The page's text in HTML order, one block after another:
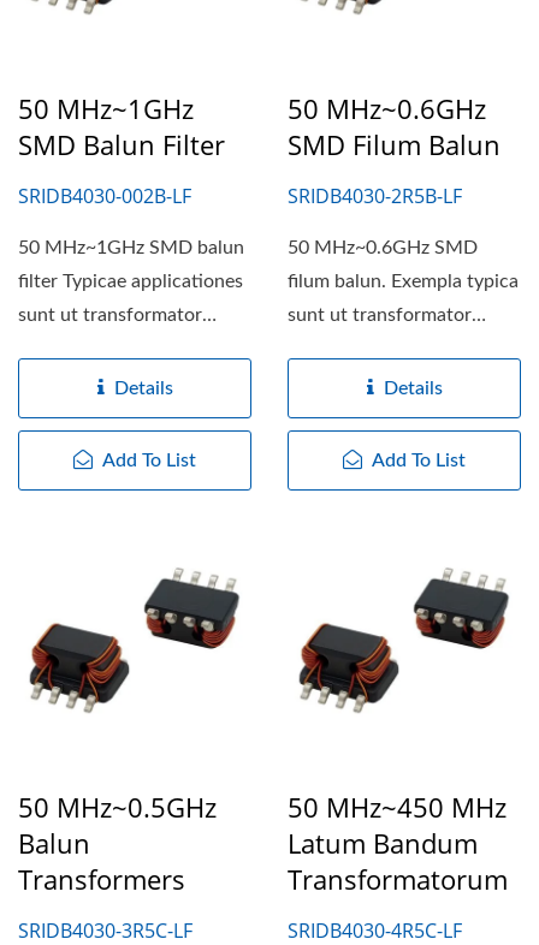
50 MHz~1GHz
SMD Balun Filter
SRIDB4030-002B-LF
50 MHz~1GHz SMD balun
filter Typicae applicationes
sunt ut transformator
isolationis,...Details
Add To List
50 MHz~0.6GHz
SMD Filum Balun
SRIDB4030-2R5B-LF
50 MHz~0.6GHz SMD
filum balun. Exempla typica
sunt ut transformator
isolationis,...Details
Add To List
50 MHz~0.5GHz
Balun
Transformers
SRIDB4030-3R5C-LF
50 MHz~450 MHz
Latum Bandum
Transformatorum
SRIDB4030-4R5C-LF